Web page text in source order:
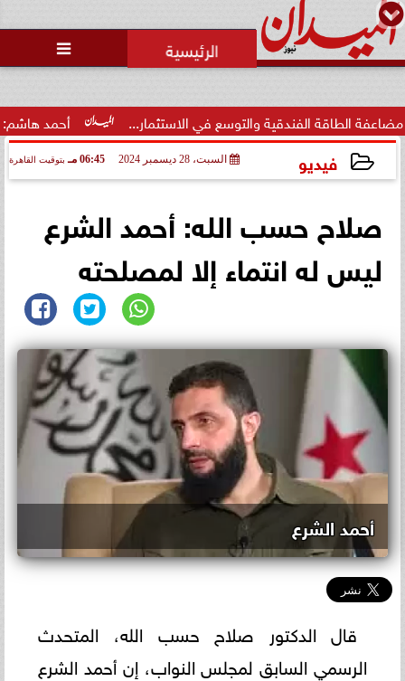

أحمد هاشم: الإعلام مُطالب والتوسع في الاستثمار...
فيديو السبت، 28 ديسمبر 2024 06:45 مـ بتوقيت القاهرة
صلاح حسب الله: أحمد الشرع
ليس له انتماء إلا لمصلحته
أحمد الشرع
قال الدكتور صلاح حسب الله، المتحدث
الرسمي السابق لمجلس النواب، إن أحمد الشرع
وزارة الداخلية تفتح باب التقديم
لحج القرعة 2027.. اعرف الشروط